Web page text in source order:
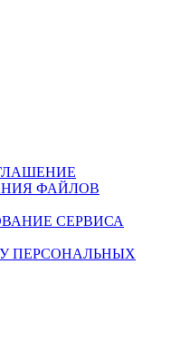
ФАЙЛОВ
СЕРВИСА
ПЕРСОНАЛЬНЫХ